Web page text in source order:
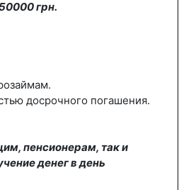
грн.
досрочного погашения.
пенсионерам, так и
денег в день